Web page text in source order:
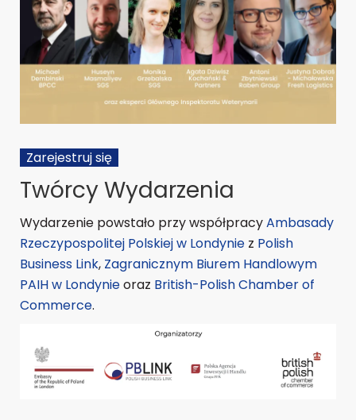
Zarejestruj się
Twórcy Wydarzenia
Wydarzenie powstało przy współpracyAmbasady
Rzeczypospolitej Polskiej w Londynie z Polish
Business Link, Zagranicznym Biurem Handlowym
PAIH w Londynieoraz British-Polish Chamber of
Commerce.